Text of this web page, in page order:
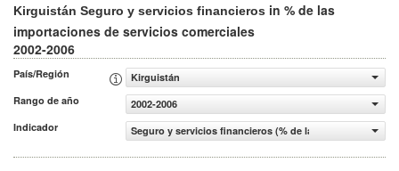
Kirguistán Seguro y servicios financieros in % de las
importaciones de servicios comerciales
2002-2006
País/Región
Kirguistán
Rango de año
2002-2006
Indicador
Seguro y servicios financieros (% de las importaciones